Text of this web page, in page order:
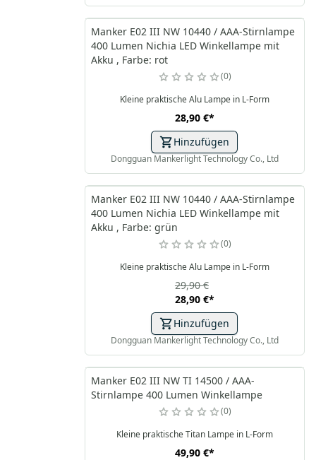
Manker E02 III NW 10440 / AAA-Stirnlampe
400 Lumen Nichia LED Winkellampe mit
Akku , Farbe: rot
0
Kleine praktische Alu Lampe in L-Form
28,90 €*
Hinzufügen
Dongguan Mankerlight Technology Co., Ltd
Manker E02 III NW 10440 / AAA-Stirnlampe
400 Lumen Nichia LED Winkellampe mit
Akku , Farbe: grün
0
Kleine praktische Alu Lampe in L-Form
28,90 €*
29,90 €
Hinzufügen
Dongguan Mankerlight Technology Co., Ltd
Manker E02 III NW TI 14500 / AAA-
Stirnlampe 400 Lumen Winkellampe
0
Kleine praktische Titan Lampe in L-Form
49,90 €*